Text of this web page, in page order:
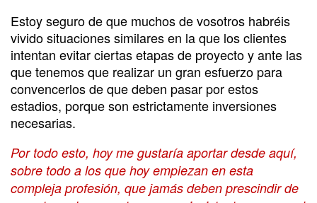
Estoy seguro de que muchos de vosotros habréis
vivido situaciones similares en la que los clientes
intentan evitar ciertas etapas de proyecto y ante las
que tenemos que realizar un gran esfuerzo para
convencerlos de que deben pasar por estos
estadios, porque son estrictamente inversiones
necesarias.
Por todo esto, hoy me gustaría aportar desde aquí,
sobre todo a los que hoy empiezan en esta
compleja profesión, que jamás deben prescindir de